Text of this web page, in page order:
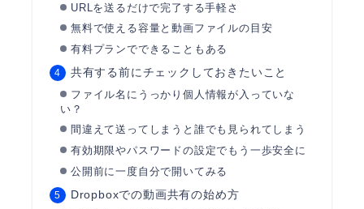
URLを送るだけで完了する手軽さ
無料で使える容量と動画ファイルの目安
有料プランでできることもある
共有する前にチェックしておきたいこと
ファイル名にうっかり個人情報が入っていな
い？
間違えて送ってしまうと誰でも見られてしまう
有効期限やパスワードの設定でもう一歩安全に
公開前に一度自分で開いてみる
Dropboxでの動画共有の始め方